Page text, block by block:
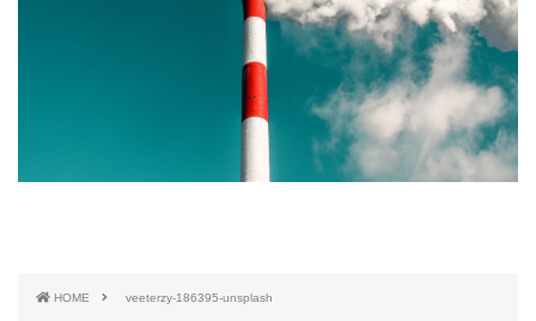
HOME veeterzy-186395-unsplash